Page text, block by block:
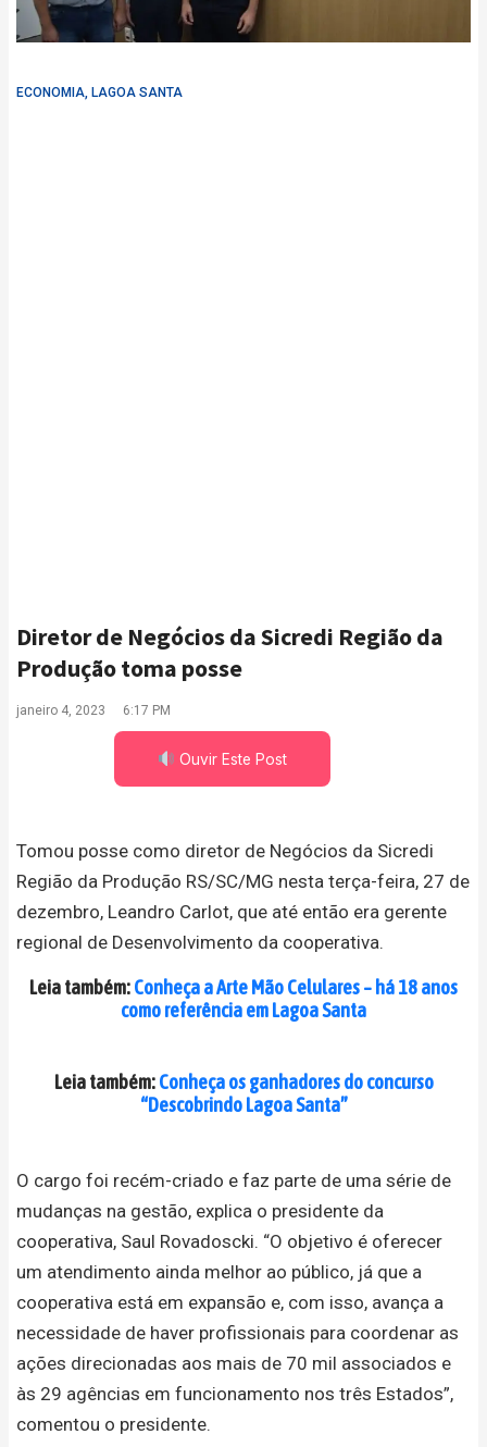
ECONOMIA, LAGOA SANTA
Diretor de Negócios da Sicredi Região da
Produção toma posse
janeiro 4, 2023 6:17 PM
Ouvir Este Post
Tomou posse como diretor de Negócios da Sicredi
Região da Produção RS/SC/MG nesta terça-feira, 27 de
dezembro, Leandro Carlot, que até então era gerente
regional de Desenvolvimento da cooperativa.
Leia também:Conheça a Arte Mão Celulares – há 18 anos
como referência em Lagoa Santa
Leia também:Conheça os ganhadores do concurso
“Descobrindo Lagoa Santa”
O cargo foi recém-criado e faz parte de uma série de
mudanças na gestão, explica o presidente da
cooperativa, Saul Rovadoscki. “O objetivo é oferecer
um atendimento ainda melhor ao público, já que a
cooperativa está em expansão e, com isso, avança a
necessidade de haver profissionais para coordenar as
ações direcionadas aos mais de 70 mil associados e
às 29 agências em funcionamento nos três Estados”,
comentou o presidente.